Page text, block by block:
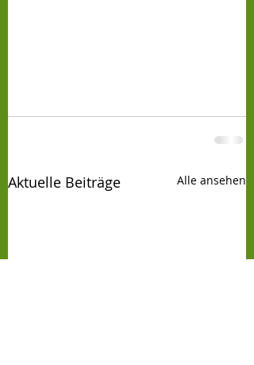
Aktuelle Beiträge Alle ansehen